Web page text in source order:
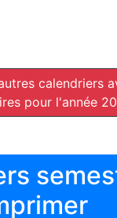
calendriers
pour l'année